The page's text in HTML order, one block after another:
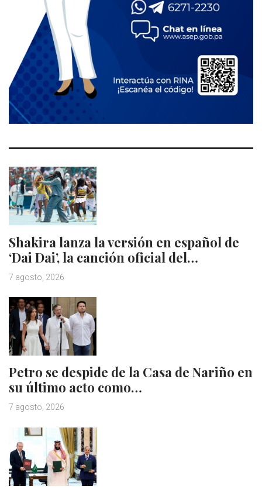
Shakira lanza la versión en español de
‘Dai Dai’, la canción oficial del…
7 agosto, 2026
Petro se despide de la Casa de Nariño en
su último acto como…
7 agosto, 2026